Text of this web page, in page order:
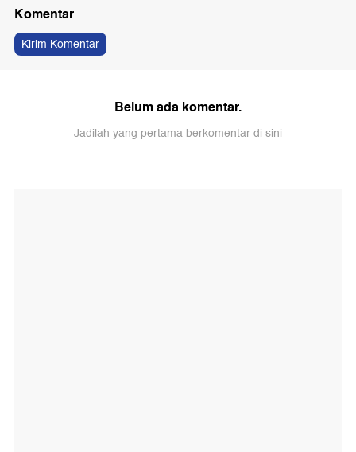
Komentar
Kirim Komentar
Belum ada komentar.
Jadilah yang pertama berkomentar di sini